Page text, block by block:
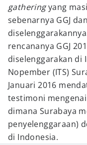
gatheringyang
sebenarnya GGJ
rencananya GGJ
diselenggarakan di
Nopember (ITS)
Januari 2016
testimoni
dimana Surabaya
penyelenggaraan)
di Indonesia.